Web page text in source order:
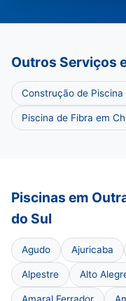
Outros Serviços
Construção de
Piscina de Fibra em
Piscinas em
do Sul
Agudo Ajuricaba
Alpestre Alto